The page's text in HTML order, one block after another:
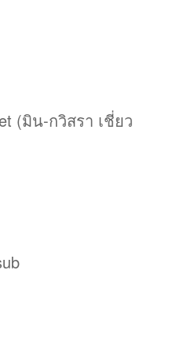
(มิน-กวิสรา เชี่ยว